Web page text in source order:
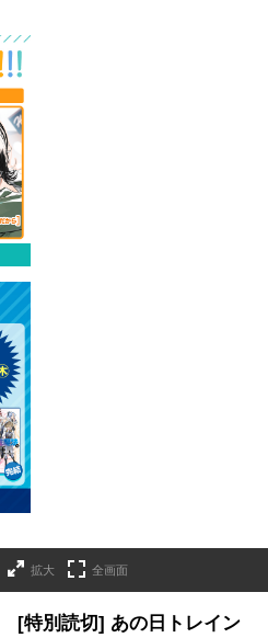
拡大 全画面
[特別読切] あの日トレイン